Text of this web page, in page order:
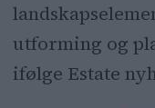
utforming og
ifølge Estate